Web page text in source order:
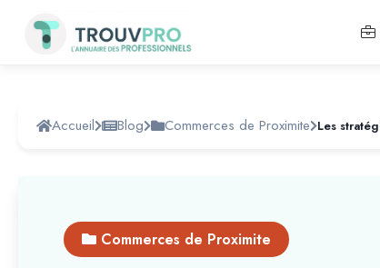
Accueil Blog Commerces de Proximite
Commerces de Proximite